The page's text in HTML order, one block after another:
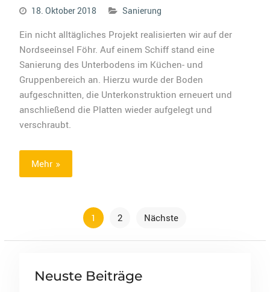
18. Oktober 2018 Sanierung
Ein nicht alltägliches Projekt realisierten wir auf der
Nordseeinsel Föhr. Auf einem Schiff stand eine
Sanierung des Unterbodens im Küchen- und
Gruppenbereich an. Hierzu wurde der Boden
aufgeschnitten, die Unterkonstruktion erneuert und
anschließend die Platten wieder aufgelegt und
verschraubt.
Mehr
Beitragsnavigation
1 2 Nächste
Neuste Beiträge